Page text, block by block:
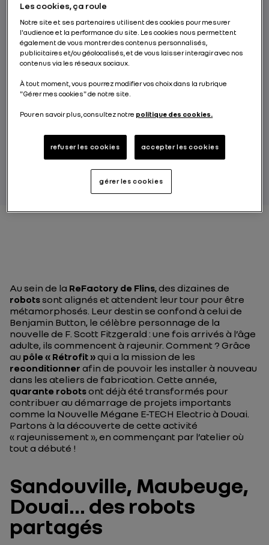
la valeur tout au long du cycle de vie des
modèles de ses marques. Mais les véhicules
ne sont pas les seuls à bénéficier de
transformations. La Refactory de Flins
accueille en effet depuis peu un tout nouvel
atelier dédié au rétrofit des robots.
Comment rajeunir de vingt ans les moyens
industriels du Groupe ? Réponse avec les
PAR FLORENTINA DECA ET MAEVA PICHOT
Au sein de la ReFactory de Flins, des dizaines de
robotssont alignés et attendent leur tour pour être
métamorphosés. Leur destin se confond à celui de
Benjamin Button, le célèbre personnage de la
nouvelle de F. Scott Fitzgerald : une fois arrivés à l’âge
adulte, ils commencent à rajeunir. Comment ? Grâce
au pôle « Rétrofit »qui a la mission de les
reconditionner afin de pouvoir les installer à nouveau
dans les ateliers de fabrication. Cette année,
quarante robotsont déjà été transformés pour
contribuer au démarrage de projets importants
comme la Nouvelle Mégane E-TECH Electric à Douai.
Partons à la découverte de cette activité
« rajeunissement », en commençant par l’atelier où
tout a débuté !
Sandouville, Maubeuge,
Douai... des robots
partagés
Les cookies, ça roule
Notre site et ses partenaires utilisent des cookies pour mesurer
l'audience et la performance du site. Les cookies nous permettent
également de vous montrer des contenus personnalisés,
publicitaires et/ou géolocalisés, et de vous laisser interagir avec nos
contenus via les réseaux sociaux.
À tout moment, vous pourrez modifier vos choix dans la rubrique
"Gérer mes cookies" de notre site.
Pour en savoir plus, consultez notre politique des cookies.
refuser les cookies accepter les cookies
gérer les cookies